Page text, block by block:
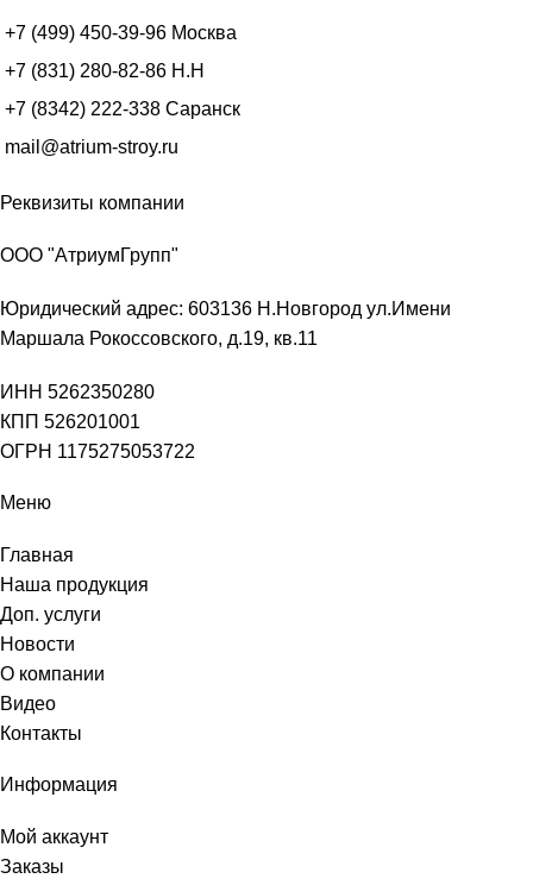
+7 (499) 450-39-96 Москва
+7 (831) 280-82-86 Н.Н
+7 (8342) 222-338 Саранск
mail@atrium-stroy.ru
Реквизиты компании
ООО "АтриумГрупп"
Юридический адрес: 603136 Н.Новгород ул.Имени
Маршала Рокоссовского, д.19, кв.11
ИНН 5262350280
КПП 526201001
ОГРН 1175275053722
Меню
Главная
Наша продукция
Доп. услуги
Новости
О компании
Видео
Контакты
Информация
Мой аккаунт
Заказы